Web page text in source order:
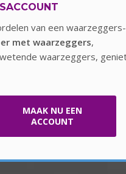
van een
met waarzeggers,
waarzeggers,
MAAK NU EEN
ACCOUNT